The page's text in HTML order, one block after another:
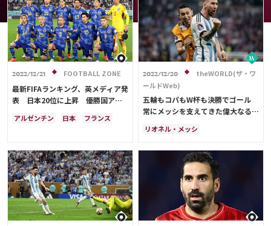
Team Japan
日程・結果
Schedule
ランキング
Ranking
About
視聴方法
2022/12/21 FOOTBALL ZONE
最新FIFAランキング、英メディア発
表 日本20位に上昇 優勝国アル
アルゼンチン 日本
フランス
モロッコ
リオネル・メッシ
キリアン・ムバッペ
アンヘル・ディ・マリア
2022/12/20
theWORLD(ザ・ワ
ールドWeb)
五輪もコパもW杯も決勝でゴール
常にメッシを支えてきた偉大なる副
リオネル・メッシ
アメリカ